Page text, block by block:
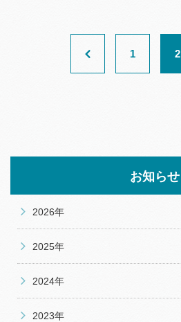
1 2
お知らせ
2026年
2025年
2024年
2023年